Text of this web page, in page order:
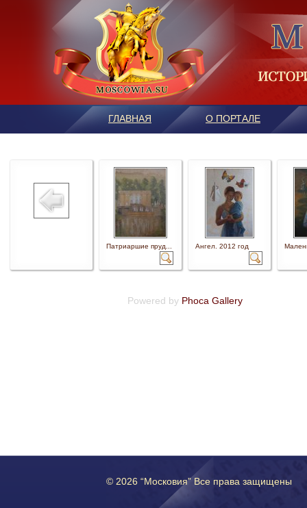
ГЛАВНАЯ О ПОРТАЛЕ
Патриаршие пруд... Ангел. 2012 год
Powered by Phoca Gallery
© 2026 “Московия” Все права защищены